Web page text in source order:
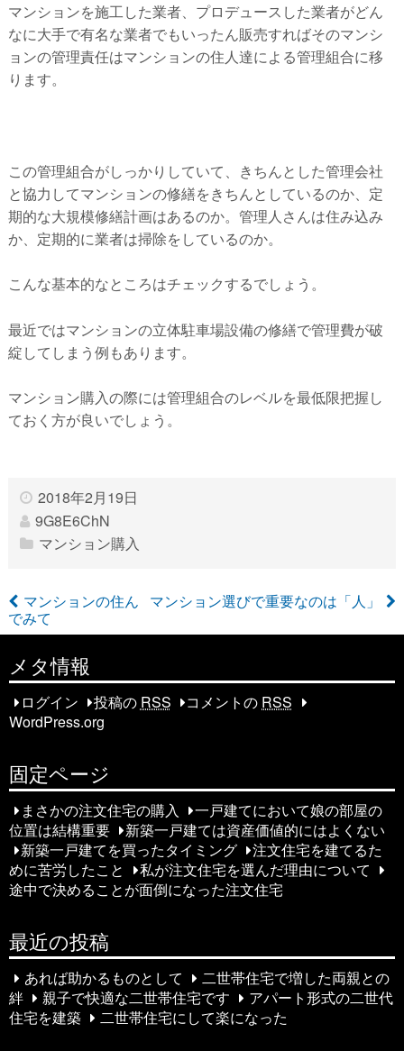
マンションを施工した業者、プロデュースした業者がどん
なに大手で有名な業者でもいったん販売すればそのマンシ
ョンの管理責任はマンションの住人達による管理組合に移
ります。
この管理組合がしっかりしていて、きちんとした管理会社
と協力してマンションの修繕をきちんとしているのか、定
期的な大規模修繕計画はあるのか。管理人さんは住み込み
か、定期的に業者は掃除をしているのか。
こんな基本的なところはチェックするでしょう。
最近ではマンションの立体駐車場設備の修繕で管理費が破
綻してしまう例もあります。
マンション購入の際には管理組合のレベルを最低限把握し
ておく方が良いでしょう。
2018年2月19日
9G8E6ChN
マンション購入
投
稿
ナ
ビ
ゲ
ー
シ
ョ
ン
マンション選びで重要なのは「人」
マンションの住ん
でみて
メタ情報
ログイン 投稿の RSS コメントの RSS
WordPress.org
固定ページ
まさかの注文住宅の購入
一戸建てにおいて娘の部屋の
位置は結構重要
新築一戸建ては資産価値的にはよくない
新築一戸建てを買ったタイミング
注文住宅を建てるた
めに苦労したこと
私が注文住宅を選んだ理由について
途中で決めることが面倒になった注文住宅
最近の投稿
あれば助かるものとして
二世帯住宅で増した両親との
絆
親子で快適な二世帯住宅です
アパート形式の二世代
住宅を建築
二世帯住宅にして楽になった